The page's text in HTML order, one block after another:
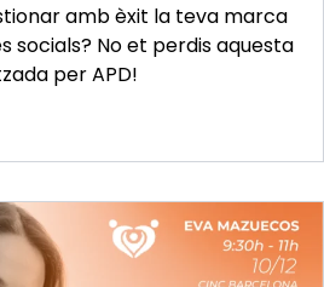
amb èxit la teva marca
socials? No et perdis aquesta
per APD!